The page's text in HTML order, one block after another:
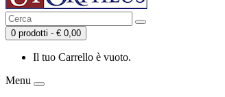
0 prodotti - € 0,00
Il tuo Carrello è vuoto.
Menu